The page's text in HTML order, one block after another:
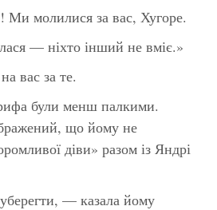
молилися за вас, Хугоре.
— ніхто інший не вміє.»
вас за те.
були менш палкими.
що йому не
діви» разом із Яндрі
— казала йому